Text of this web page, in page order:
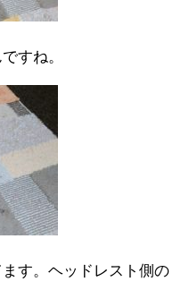
すね。
す。ヘッドレスト側の